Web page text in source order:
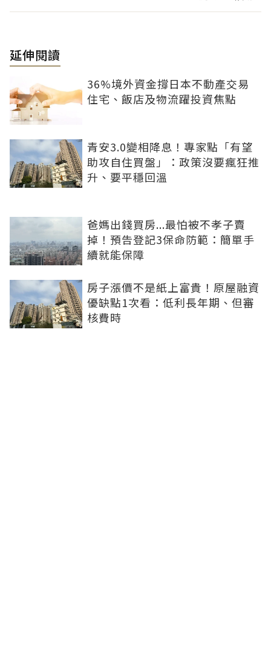
延伸閱讀
36%境外資金撐日本不動產交易
住宅、飯店及物流躍投資焦點
青安3.0變相降息！專家點「有望
助攻自住買盤」：政策沒要瘋狂推
升、要平穩回溫
爸媽出錢買房...最怕被不孝子賣
掉！預告登記3保命防範：簡單手
續就能保障
房子漲價不是紙上富貴！原屋融資
優缺點1次看：低利長年期、但審
核費時